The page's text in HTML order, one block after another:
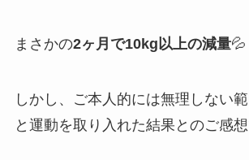
まさかの2ヶ月で10kg以上の減量💦
しかし、ご本人的には無理しない
と運動を取り入れた結果とのご感